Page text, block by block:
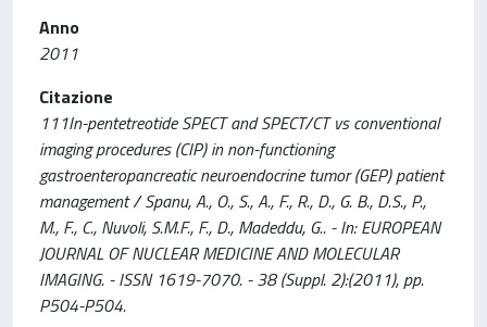
Anno
2011
Citazione
111In-pentetreotide SPECT and SPECT/CT vs conventional
imaging procedures (CIP) in non-functioning
gastroenteropancreatic neuroendocrine tumor (GEP) patient
management / Spanu, A., O., S., A., F., R., D., G. B., D.S., P.,
M., F., C., Nuvoli, S.M.F., F., D., Madeddu, G.. - In: EUROPEAN
JOURNAL OF NUCLEAR MEDICINE AND MOLECULAR
IMAGING. - ISSN 1619-7070. - 38 (Suppl. 2):(2011), pp.
P504-P504.